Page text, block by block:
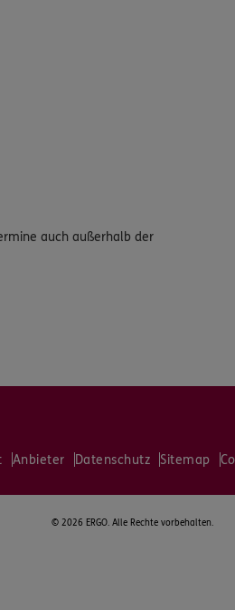
auch außerhalb der
Anbieter Datenschutz Sitemap
© 2026 ERGO. Alle Rechte vorbehalten.